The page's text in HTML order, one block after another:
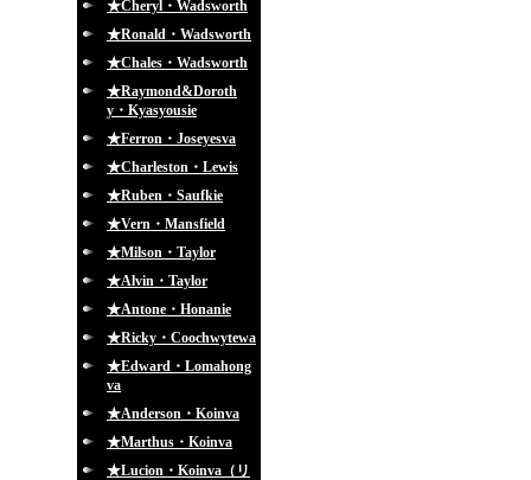
★Cheryl・Wadsworth
★Ronald・Wadsworth
★Chales・Wadsworth
★Raymond&Doroth
y・Kyasyousie
★Ferron・Joseyesva
★Charleston・Lewis
★Ruben・Saufkie
★Vern・Mansfield
★Milson・Taylor
★Alvin・Taylor
★Antone・Honanie
★Ricky・Coochwytewa
★Edward・Lomahong
va
★Anderson・Koinva
★Marthus・Koinva
★Lucion・Koinva（リ